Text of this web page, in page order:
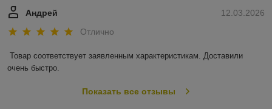
12.03.2026
Андрей
Отлично
Товар соответствует заявленным характеристикам. Доставили
очень быстро.
Показать все отзывы